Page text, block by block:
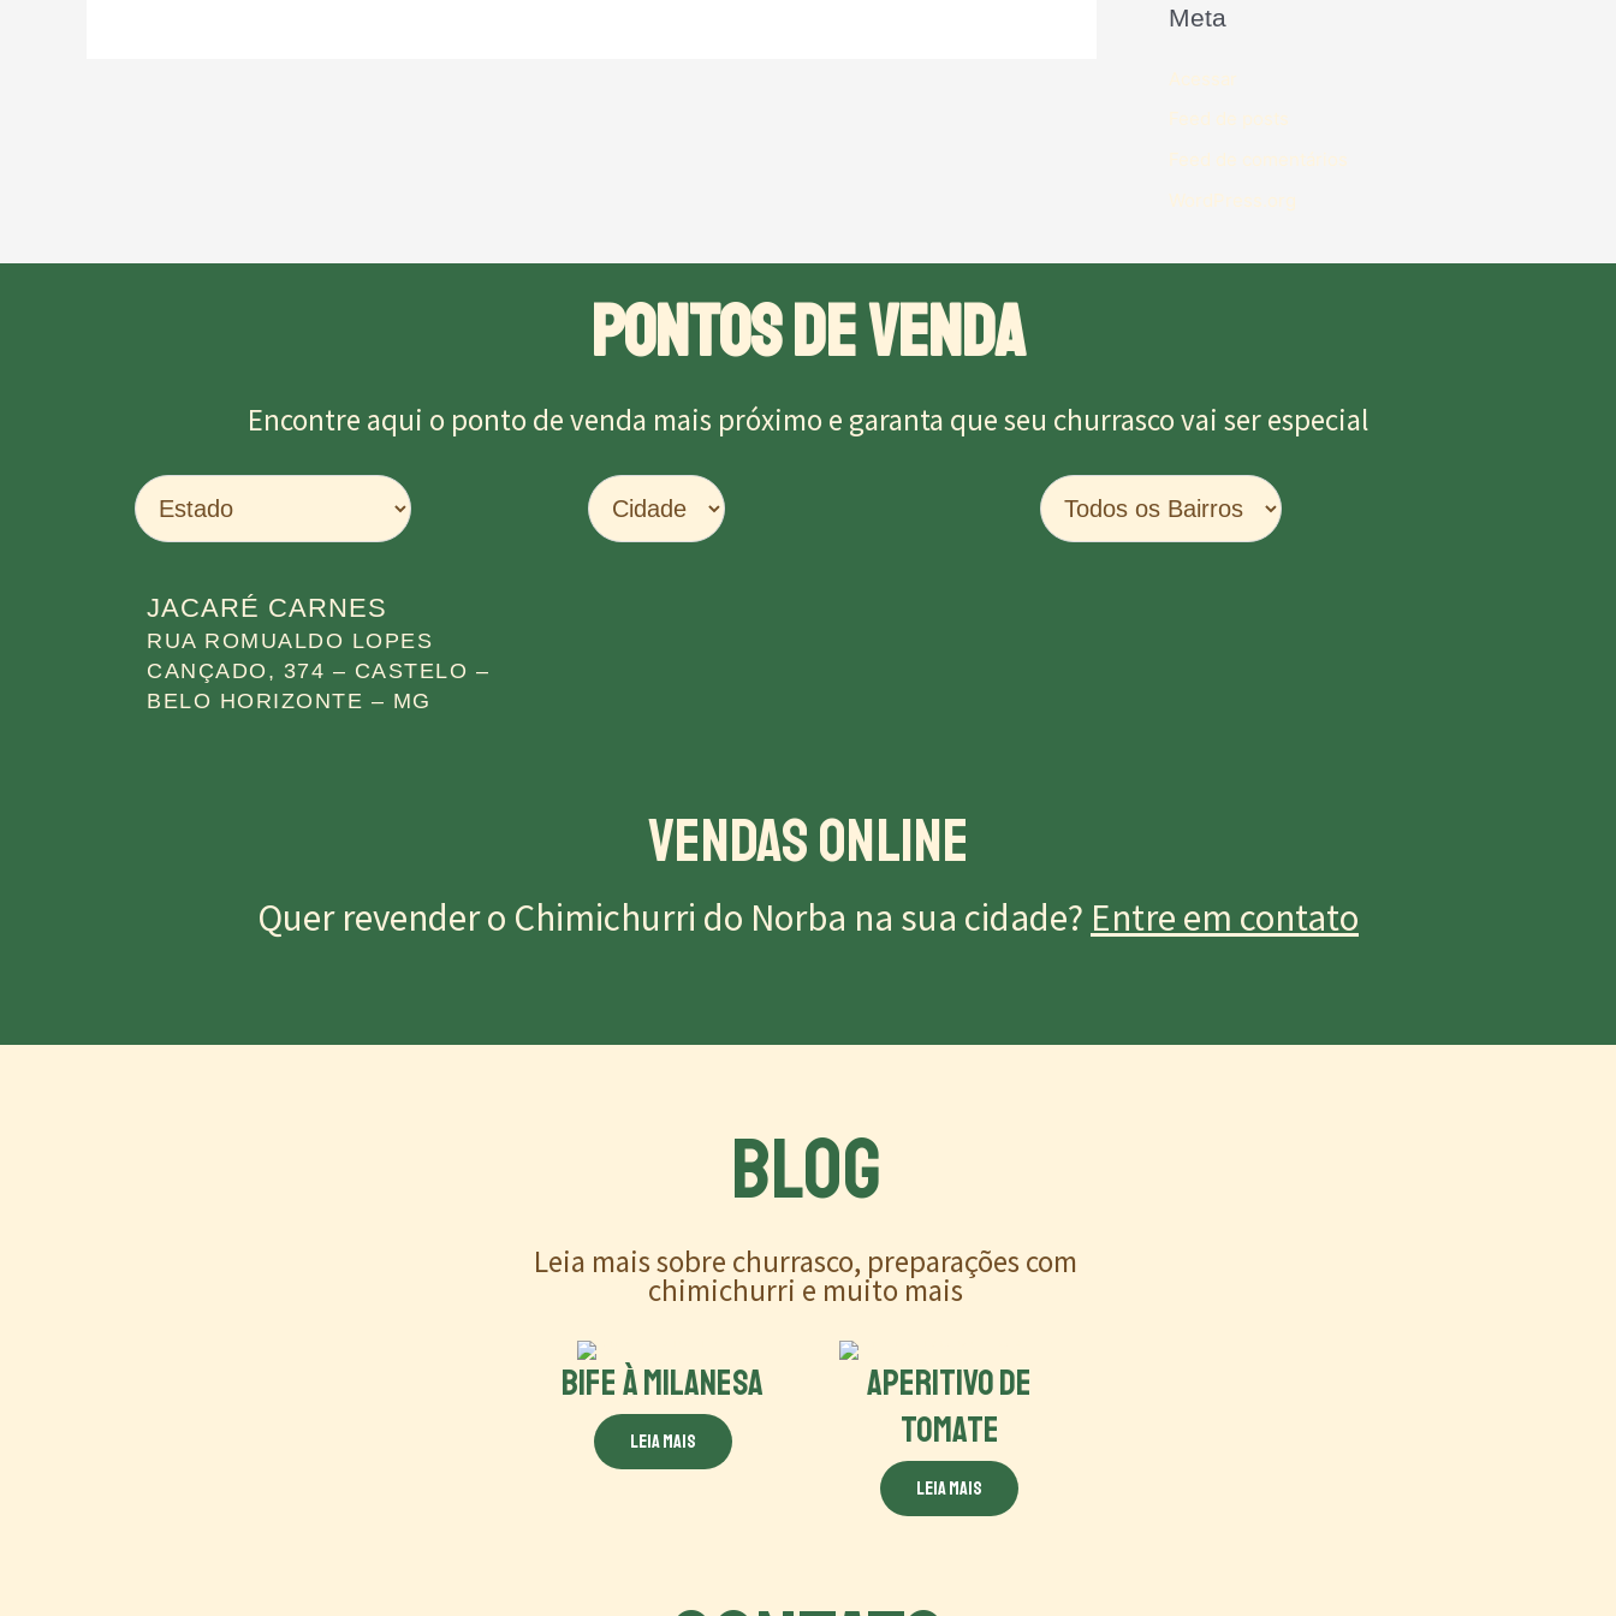
Meta
Acessar
Feed de posts
Feed de comentários
WordPress.org
PONTOS DE VENDA
Encontre aqui o ponto de venda mais próximo e garanta que seu churrasco vai ser especial
JACARÉ CARNES
RUA ROMUALDO LOPES
CANÇADO, 374 – CASTELO –
BELO HORIZONTE – MG
Vendas Online
Quer revender o Chimichurri do Norba na sua cidade? Entre em contato
BLOG
Leia mais sobre churrasco, preparações com
chimichurri e muito mais
BIFE À MILANESA
Leia mais
APERITIVO DE
TOMATE
Leia mais